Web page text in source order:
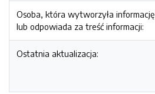
Osoba, która wytworzyła informację
lub odpowiada za treść informacji:
Ostatnia aktualizacja: